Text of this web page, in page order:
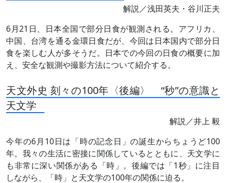
解説／浅田英夫・谷川正夫
6月21日、日本全国で部分日食が観測される。アフリカ、
中国、台湾を通る金環日食だが、今回は日本国内で部分日
食を楽しむ人が多そうだ。日本での今回の日食の概要に加
え、安全な観測や撮影方法について紹介する。
天文外史 刻々の100年〈後編〉 “秒”の意識と
天文学
解説／井上 毅
今年の6月10日は「時の記念日」の誕生からちょうど100
年。我々の生活に密接に関係しているとともに、天文学に
も非常に深い関係がある「時」。後編では「1秒」に注目
しながら、「時」と天文学の100年の関係に迫る。